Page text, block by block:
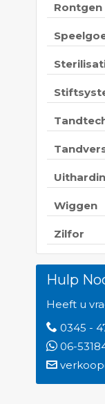
Rontgen
Wiggen
Zilfor
Hulp
Heeft u
0345 -
06-